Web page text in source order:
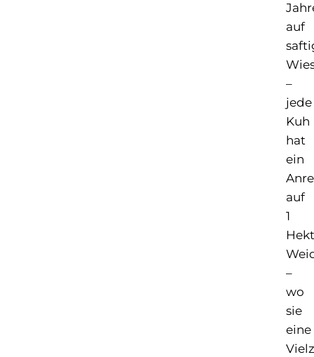
auf
–
jede
Kuh
hat
ein
auf
1
–
wo
sie
eine